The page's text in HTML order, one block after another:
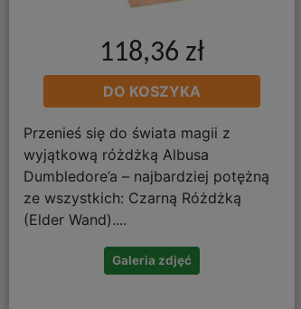
118,36 zł
DO KOSZYKA
Przenieś się do świata magii z
wyjątkową różdżką Albusa
Dumbledore’a – najbardziej potężną
ze wszystkich: Czarną Różdżką
(Elder Wand)....
Galeria zdjęć